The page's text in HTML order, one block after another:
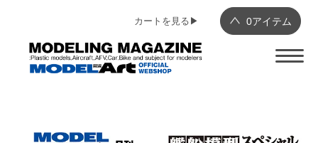
0アイテム
カートを見る▶︎